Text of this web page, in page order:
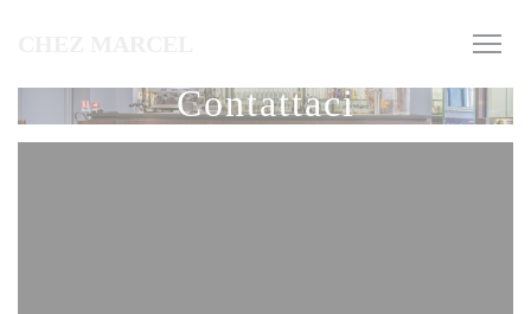
Contattaci